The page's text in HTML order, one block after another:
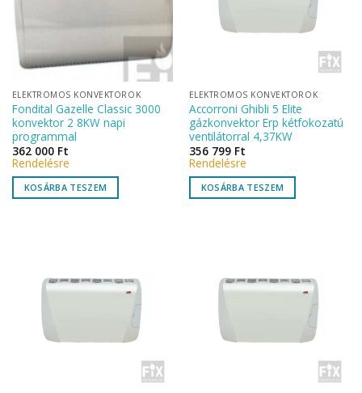
ELEKTROMOS KONVEKTOROK
Fondital Gazelle Classic 3000
konvektor 2 8KW napi
programmal
362 000 Ft
Rendelésre
KOSÁRBA TESZEM
ELEKTROMOS KONVEKTOROK
Accorroni Ghibli 5 Elite
gázkonvektor Erp kétfokozatú
ventilátorral 4,37KW
356 799 Ft
Rendelésre
KOSÁRBA TESZEM